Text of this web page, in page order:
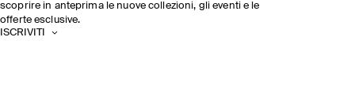
scoprire in anteprima le nuove collezioni, gli eventi e le
offerte esclusive.
ISCRIVITI